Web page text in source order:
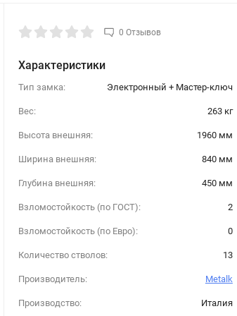
0 Отзывов
Характеристики
Тип замка: Электронный + Мастер-ключ
Вес: 263 кг
Высота внешняя: 1960 мм
Ширина внешняя: 840 мм
Глубина внешняя: 450 мм
Взломостойкость (по ГОСТ): 2
Взломостойкость (по Евро): 0
Количество стволов: 13
Производитель: Metalk
Производство: Италия